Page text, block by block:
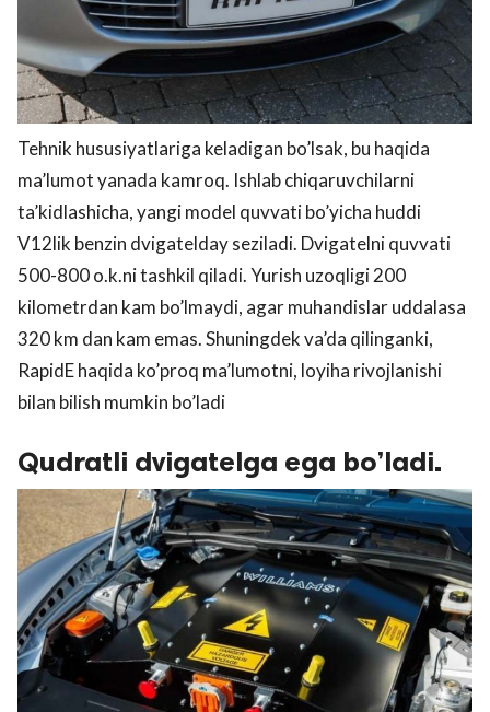
Tehnik hususiyatlariga keladigan bo’lsak, bu haqida
ma’lumot yanada kamroq. Ishlab chiqaruvchilarni
ta’kidlashicha, yangi model quvvati bo’yicha huddi
V12lik benzin dvigatelday seziladi. Dvigatelni quvvati
500-800 o.k.ni tashkil qiladi. Yurish uzoqligi 200
kilometrdan kam bo’lmaydi, agar muhandislar uddalasa
320 km dan kam emas. Shuningdek va’da qilinganki,
RapidE haqida ko’proq ma’lumotni, loyiha rivojlanishi
bilan bilish mumkin bo’ladi
Qudratli dvigatelga ega bo’ladi.